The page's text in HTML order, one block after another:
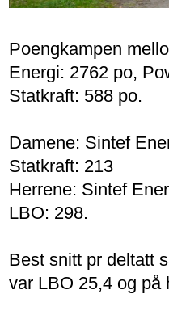
Poengkampen
Energi: 2762 po,
Statkraft: 588 po.
Damene: Sintef
Statkraft: 213
Herrene: Sintef
LBO: 298.
Best snitt pr deltatt
var LBO 25,4 og på